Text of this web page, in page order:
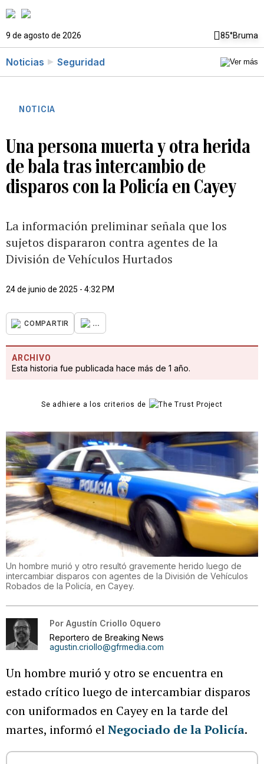
9 de agosto de 2026 85°Bruma
Noticias Seguridad
NOTICIA
Una persona muerta y otra herida
de bala tras intercambio de
disparos con la Policía en Cayey
La información preliminar señala que los
sujetos dispararon contra agentes de la
División de Vehículos Hurtados
24 de junio de 2025 - 4:32 PM
COMPARTIR ...
ARCHIVO
Esta historia fue publicada hace más de 1 año.
Se adhiere a los criterios de
Un hombre murió y otro resultó gravemente herido luego de
intercambiar disparos con agentes de la División de Vehículos
Robados de la Policía, en Cayey.
Por Agustín Criollo Oquero
Reportero de Breaking News
agustin.criollo@gfrmedia.com
Un hombre murió y otro se encuentra en
estado crítico luego de intercambiar disparos
con uniformados en Cayey en la tarde del
martes, informó elNegociado de la Policía.